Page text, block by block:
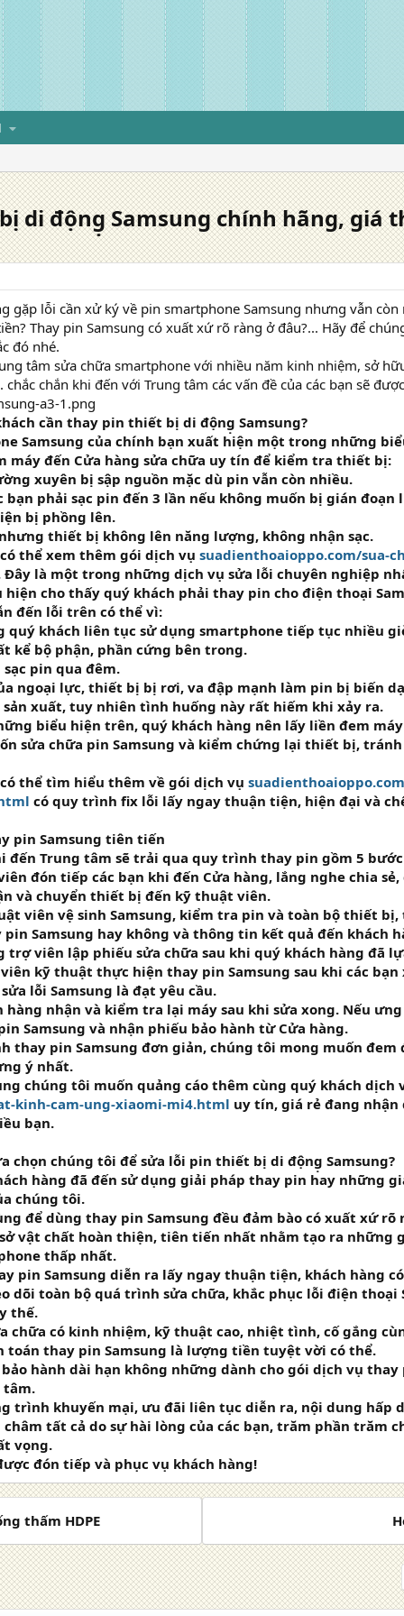
di động̣ Samsung chính hãng, giá
gặp lỗi cần xử ký về pin smartphone Samsung nhưng vẫn
Thay pin Samsung có xuất xứ rõ ràng ở đâu?... Hãy để
đó nhé.
tâm sửa chữa smartphone với nhiều năm kinh nhiệm, sở
chắc chắn khi đến với Trung tâm các vấn đề của các bạn sẽ
cần thay pin thiết bị di động̣ Samsung?
Samsung của chính bạn xuất hiện một trong những
máy đến Cửa hàng sửa chữa uy tín để kiểm tra thiết bị:
xuyên bị sập nguồn mặc dù pin vẫn còn nhiều.
bạn phải sạc pin đến 3 lần nếu không muốn bị gián đoạn
bị phồng lên.
thiết bị không lên năng lượng, không nhận sạc.
thể xem thêm gói dịch vụ suadienthoaioppo.com/sua-
Đây là một trong những dịch vụ sửa lỗi chuyên nghiệp
hiện cho thấy quý khách phải thay pin cho điện thoại
đến lỗi trên có thể vì:
quý khách liên tục sử dụng smartphone tiếp tục nhiều
kể bộ phận, phần cứng bên trong.
pin qua đêm.
ngoại lực, thiết bị bị rơi, va đập mạnh làm pin bị biến
sản xuất, tuy nhiên tình huống này rất hiếm khi xảy ra.
biểu hiện trên, quý khách hàng nên lấy liền đem
sửa chữa pin Samsung và kiểm chứng lại thiết bị,
thể tìm hiểu thêm về gói dịch vụ
có quy trình fix lỗi lấy ngay thuận tiện, hiện đại và
pin Samsung tiên tiến
đến Trung tâm sẽ trải qua quy trình thay pin gồm 5 bước
đón tiếp các bạn khi đến Cửa hàng, lắng nghe chia
và chuyển thiết bị đến kỹ thuật viên.
viên vệ sinh Samsung, kiểm tra pin và toàn bộ thiết
Samsung hay không và thông tin kết quả đến khách
trợ viên lập phiếu sửa chữa sau khi quý khách hàng đã
kỹ thuật thực hiện thay pin Samsung sau khi các
lỗi Samsung là đạt yêu cầu.
hàng nhận và kiểm tra lại máy sau khi sửa xong. Nếu
Samsung và nhận phiếu bảo hành từ Cửa hàng.
thay pin Samsung đơn giản, chúng tôi mong muốn đem
ý nhất.
chúng tôi muốn quảng cáo thêm cùng quý khách dịch
kinh-cam-ung-xiaomi-mi4.html uy tín, giá rẻ đang
bạn.
chọn chúng tôi để sửa lỗi pin thiết bị di động̣ Samsung?
hàng đã đến sử dụng giải pháp thay pin hay những
chúng tôi.
để dùng thay pin Samsung đều đảm bào có xuất xứ
vật chất hoàn thiện, tiên tiến nhất nhằm tạo ra những
thấp nhất.
pin Samsung diễn ra lấy ngay thuận tiện, khách hàng
dõi toàn bộ quá trình sửa chữa, khắc phục lỗi điện thoại
thế.
chữa có kinh nhiệm, kỹ thuật cao, nhiệt tình, cố gắng
toán thay pin Samsung là lượng tiền tuyệt vời có thể.
bảo hành dài hạn không những dành cho gói dịch vụ
tâm.
trình khuyến mại, ưu đãi liên tục diễn ra, nội dung hấp
tất cả do sự hài lòng của các bạn, trăm phần trăm
vọng.
đón tiếp và phục vụ khách hàng!
thấm HDPE